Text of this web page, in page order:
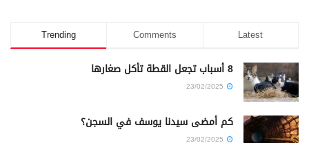
Trending Comments Latest
8 أسباب تجعل القطة تأكل صغارها
كم أمضى سيدنا يوسف في السجن؟